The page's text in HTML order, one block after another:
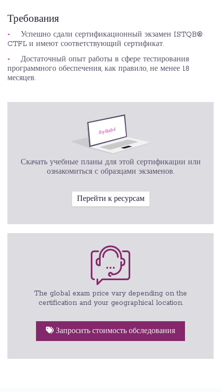
Требования
Успешно сдали сертификационный экзамен ISTQB®
CTFL и имеют соответствующий сертификат.
Достаточный опыт работы в сфере тестирования
программного обеспечения, как правило, не менее 18
месяцев.
Скачать учебные планы для этой сертификации или
ознакомиться с образцами экзаменов.
Перейти к ресурсам
The global exam price vary depending on the
certification and your geographical location.
Запросить стоимость обследования